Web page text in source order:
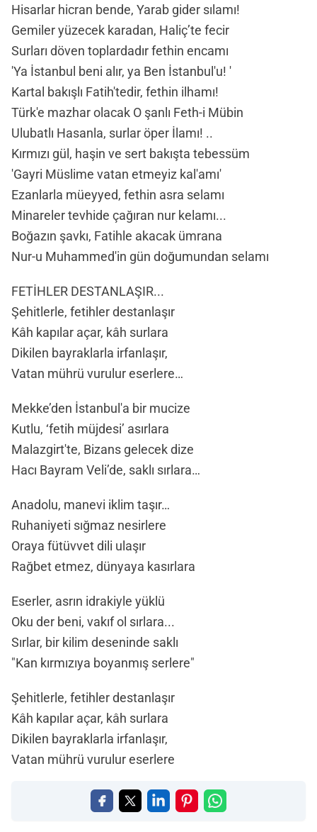
Hisarlar hicran bende, Yarab gider sılamı!
Gemiler yüzecek karadan, Haliç’te fecir
Surları döven toplardadır fethin encamı
'Ya İstanbul beni alır, ya Ben İstanbul'u! '
Kartal bakışlı Fatih'tedir, fethin ilhamı!
Türk'e mazhar olacak O şanlı Feth-i Mübin
Ulubatlı Hasanla, surlar öper İlamı! ..
Kırmızı gül, haşin ve sert bakışta tebessüm
'Gayri Müslime vatan etmeyiz kal'amı'
Ezanlarla müeyyed, fethin asra selamı
Minareler tevhide çağıran nur kelamı...
Boğazın şavkı, Fatihle akacak ümrana
Nur-u Muhammed'in gün doğumundan selamı
FETİHLER DESTANLAŞIR...
Şehitlerle, fetihler destanlaşır
Kâh kapılar açar, kâh surlara
Dikilen bayraklarla irfanlaşır,
Vatan mührü vurulur eserlere…
Mekke’den İstanbul'a bir mucize
Kutlu, ‘fetih müjdesi’ asırlara
Malazgirt'te, Bizans gelecek dize
Hacı Bayram Veli’de, saklı sırlara…
Anadolu, manevi iklim taşır…
Ruhaniyeti sığmaz nesirlere
Oraya fütüvvet dili ulaşır
Rağbet etmez, dünyaya kasırlara
Eserler, asrın idrakiyle yüklü
Oku der beni, vakıf ol sırlara...
Sırlar, bir kilim deseninde saklı
"Kan kırmızıya boyanmış serlere"
Şehitlerle, fetihler destanlaşır
Kâh kapılar açar, kâh surlara
Dikilen bayraklarla irfanlaşır,
Vatan mührü vurulur eserlere